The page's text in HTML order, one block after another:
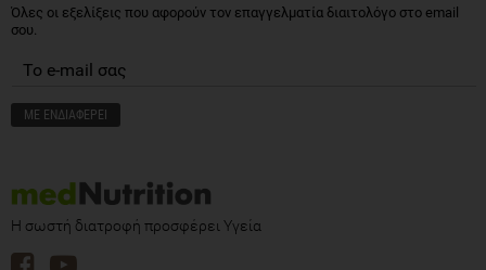
Όλες οι εξελίξεις που αφορούν τον επαγγελματία διαιτολόγο στο email
σου.
Η σωστή διατροφή προσφέρει Υγεία